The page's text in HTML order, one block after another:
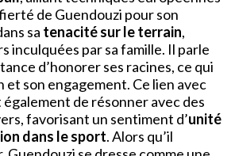
de Guendouzi pour son
sa tenacité sur le terrain,
inculquées par sa famille. Il parle
d’honorer ses racines, ce qui
et son engagement. Ce lien avec
également de résonner avec des
favorisant un sentiment d’unité
dans le sport. Alors qu’il